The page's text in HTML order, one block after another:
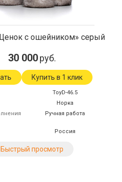
с ошейником» серый
30 000руб.
Купить в 1 клик
ToyD-46.5
Норка
Ручная работа
Россия
Быстрый просмотр